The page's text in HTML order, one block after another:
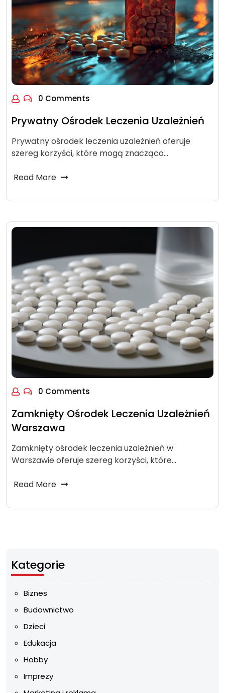
0 Comments
Prywatny Ośrodek Leczenia Uzależnień
Prywatny ośrodek leczenia uzależnień oferuje
szereg korzyści, które mogą znacząco…
Read More
0 Comments
Zamknięty Ośrodek Leczenia Uzależnień
Warszawa
Zamknięty ośrodek leczenia uzależnień w
Warszawie oferuje szereg korzyści, które…
Read More
Kategorie
Biznes
Budownictwo
Dzieci
Edukacja
Hobby
Imprezy